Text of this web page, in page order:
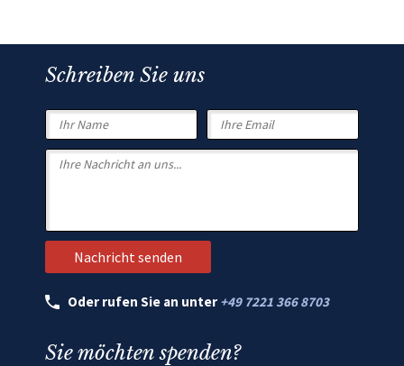
Schreiben Sie uns
Oder rufen Sie an unter +49 7221 366 8703
Sie möchten spenden?